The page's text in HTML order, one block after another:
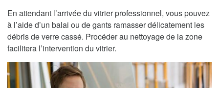
En attendant l’arrivée du vitrier professionnel, vous pouvez
à l’aide d’un balai ou de gants ramasser délicatement les
débris de verre cassé. Procéder au nettoyage de la zone
facilitera l’intervention du vitrier.